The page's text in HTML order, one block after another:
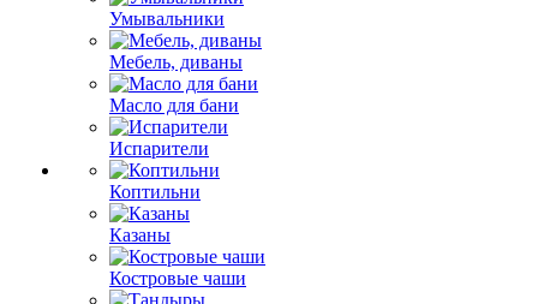
Умывальники
Мебель, диваны
Масло для бани
Испарители
Коптильни
Казаны
Костровые чаши